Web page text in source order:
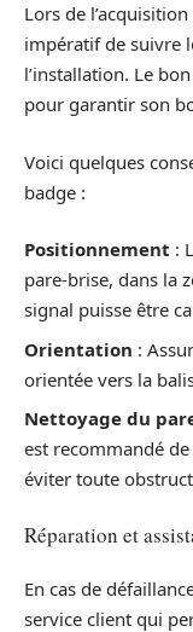
Lors de
impératif de suivre
l’installation. Le
pour garantir son
Voici quelques
badge :
Positionnement :
pare-brise, dans la
signal puisse être
Orientation :
orientée vers la
Nettoyage du
est recommandé
éviter toute
Réparation et
En cas de
service client qui